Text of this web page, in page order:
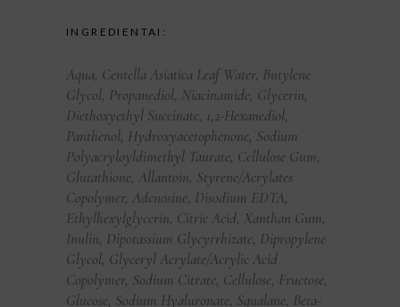
INGREDIENTAI:
Aqua, Centella Asiatica Leaf Water, Butylene
Glycol, Propanediol, Niacinamide, Glycerin,
Diethoxyethyl Succinate, 1,2-Hexanediol,
Panthenol, Hydroxyacetophenone, Sodium
Polyacryloyldimethyl Taurate, Cellulose Gum,
Glutathione, Allantoin, Styrene/Acrylates
Copolymer, Adenosine, Disodium EDTA,
Ethylhexylglycerin, Citric Acid, Xanthan Gum,
Inulin, Dipotassium Glycyrrhizate, Dipropylene
Glycol, Glyceryl Acrylate/Acrylic Acid
Copolymer, Sodium Citrate, Cellulose, Fructose,
Glucose, Sodium Hyaluronate, Squalane, Beta-